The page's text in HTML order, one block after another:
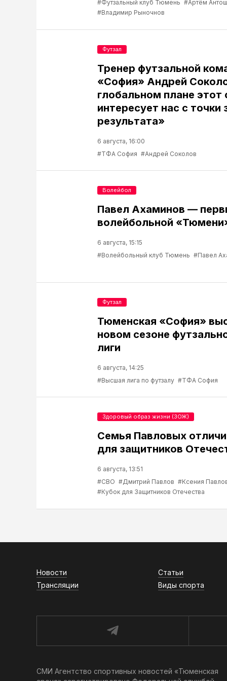
#Футзальный клуб Тюмень #Артём
#Владимир Рыночнов
Тренер футзальной
«София» Андрей
глобальном плане этот
интересует нас с точки
результата»
6 августа, 16:00
#ТФА София #Андрей Соколов
Футзал
Павел Ахаминов —
волейбольной
6 августа, 15:15
#Волейбольный клуб Тюмень #Павел
Волейбол
Тюменская «София»
новом сезоне
лиги
6 августа, 14:25
#Высшая лига по футзалу #ТФА София
Футзал
Семья Павловых
для защитников
6 августа, 13:51
#СВО #Дмитрий Павлов #Ксения
#Кубок для Защитников Отечества
Здоровый образ жизни (ЗОЖ)
Новости
Статьи
Трансляции
Виды спорта
СМИ Агентство спортивных новостей «Тюменская